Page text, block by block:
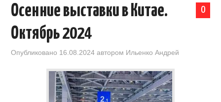
КЛУБ ИМПОРТЕРОВ
УСЛУГИ ПО БИЗНЕСУ С КИТАЕМ |
OPENCHINA
0
Осенние выставки в Китае.
Октябрь 2024
Опубликовано 16.08.2024 автором Ильенко Андрей